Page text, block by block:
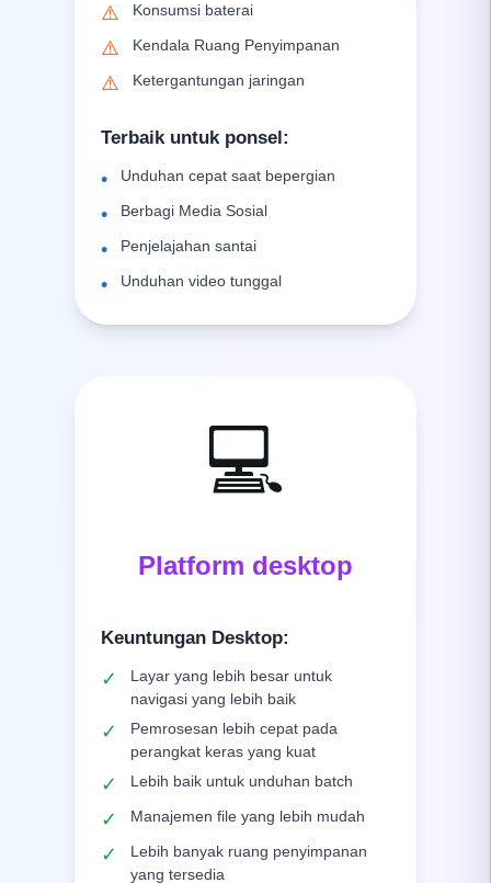
⚠️ Konsumsi baterai
⚠️ Kendala Ruang Penyimpanan
⚠️ Ketergantungan jaringan
Terbaik untuk ponsel:
• Unduhan cepat saat bepergian
• Berbagi Media Sosial
• Penjelajahan santai
• Unduhan video tunggal
💻
Platform desktop
Keuntungan Desktop:
✓
Layar yang lebih besar untuk
navigasi yang lebih baik
✓
Pemrosesan lebih cepat pada
perangkat keras yang kuat
✓ Lebih baik untuk unduhan batch
✓ Manajemen file yang lebih mudah
✓
Lebih banyak ruang penyimpanan
yang tersedia